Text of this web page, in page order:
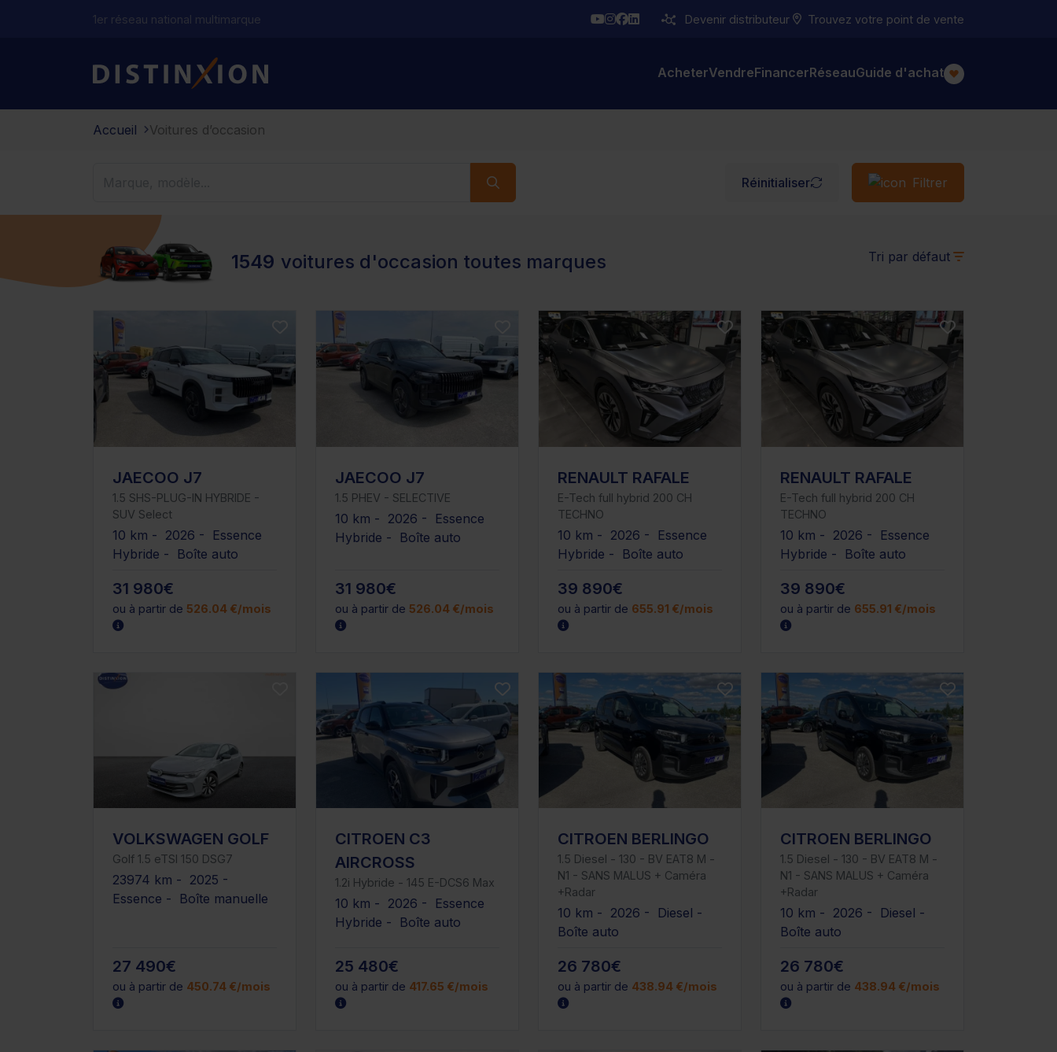
1er réseau national multimarque YouTube
Instagram
Facebook
LinkedinDevenir distributeur Trouvez votre point de vente
Distinxion AcheterVendreFinancerRéseauGuide d'achat
Accueil Voitures d’occasion
Réinitialiser Filtrer
1549 voitures d'occasion toutes marques Tri par défaut
JAECOO J7
1.5 SHS-PLUG-IN HYBRIDE -
SUV Select
10 km - 2026 - Essence
Hybride - Boîte auto
31 980€
ou à partir de 526.04 €/mois
JAECOO J7
1.5 PHEV - SELECTIVE
10 km - 2026 - Essence
Hybride - Boîte auto
31 980€
ou à partir de 526.04 €/mois
RENAULT RAFALE
E-Tech full hybrid 200 CH
TECHNO
10 km - 2026 - Essence
Hybride - Boîte auto
39 890€
ou à partir de 655.91 €/mois
RENAULT RAFALE
E-Tech full hybrid 200 CH
TECHNO
10 km - 2026 - Essence
Hybride - Boîte auto
39 890€
ou à partir de 655.91 €/mois
VOLKSWAGEN GOLF
Golf 1.5 eTSI 150 DSG7
23974 km - 2025 -
Essence - Boîte manuelle
27 490€
ou à partir de 450.74 €/mois
CITROEN C3
AIRCROSS
1.2i Hybride - 145 E-DCS6 Max
10 km - 2026 - Essence
Hybride - Boîte auto
25 480€
ou à partir de 417.65 €/mois
CITROEN BERLINGO
1.5 Diesel - 130 - BV EAT8 M -
N1 - SANS MALUS + Caméra
+Radar
10 km - 2026 - Diesel -
Boîte auto
26 780€
ou à partir de 438.94 €/mois
CITROEN BERLINGO
1.5 Diesel - 130 - BV EAT8 M -
N1 - SANS MALUS + Caméra
+Radar
10 km - 2026 - Diesel -
Boîte auto
26 780€
ou à partir de 438.94 €/mois